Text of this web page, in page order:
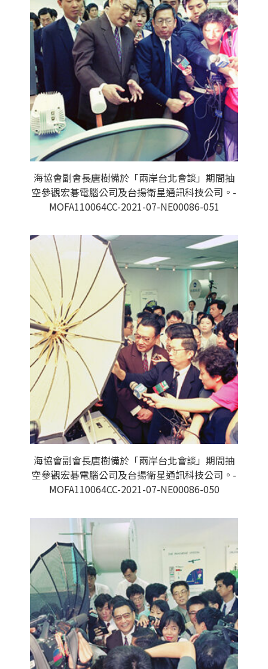
海協會副會長唐樹備於「兩岸台北會談」期間抽
空參觀宏碁電腦公司及台揚衛星通訊科技公司。-
MOFA110064CC-2021-07-NE00086-051
海協會副會長唐樹備於「兩岸台北會談」期間抽
空參觀宏碁電腦公司及台揚衛星通訊科技公司。-
MOFA110064CC-2021-07-NE00086-050